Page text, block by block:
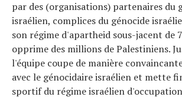
par des (organisations) partenaires du
israélien, complices du génocide
son régime d'apartheid sous-jacent de
opprime des millions de Palestiniens.
l'équipe coupe de manière
avec le génocidaire israélien et mette
sportif du régime israélien